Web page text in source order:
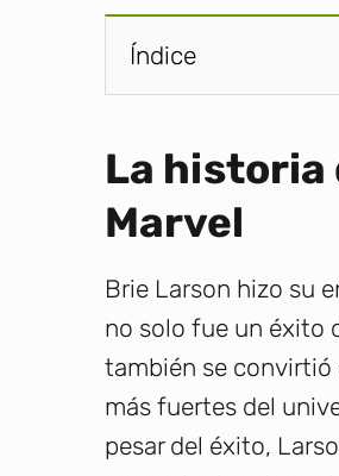
Índice
La historia
Marvel
Brie Larson hizo su
no solo fue un éxito
también se convirtió
más fuertes del
pesar del éxito,